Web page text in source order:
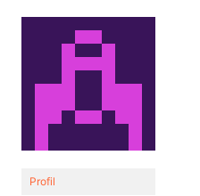
Profil